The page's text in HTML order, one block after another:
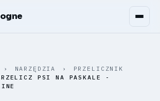
› NARZĘDZIA ›
PRZELICZNIK
PSI NA PASKALE -